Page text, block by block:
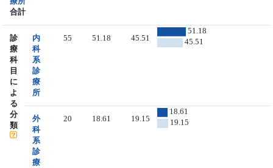
合計
診
療
科
目
に
よ
る
分
類
内
科
系
診
療
所
55 51.18 45.51
51.18
45.51
外
科
系
診
療
20 18.61 19.15
18.61
19.15